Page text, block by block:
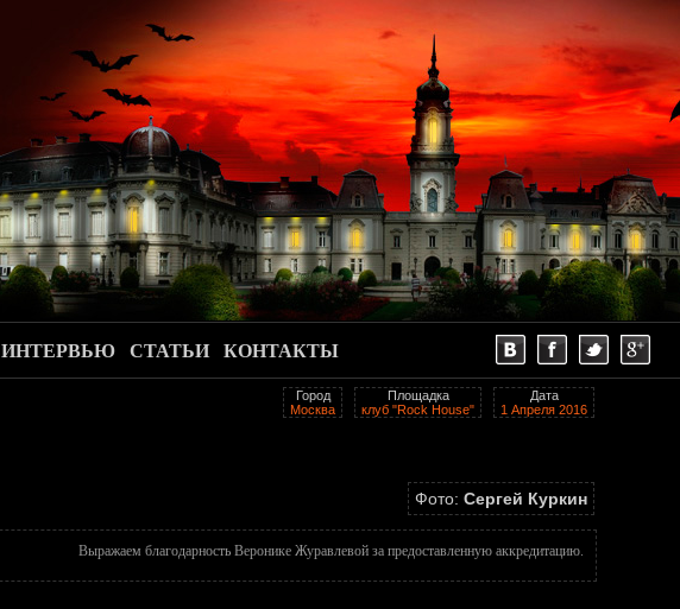
ИНТЕРВЬЮ СТАТЬИ КОНТАКТЫ
Дата
1 Апреля 2016
Площадка
клуб "Rock House"
Город
Москва
Фото: Сергей Куркин
Выражаем благодарность Веронике Журавлевой за предоставленную аккредитацию.